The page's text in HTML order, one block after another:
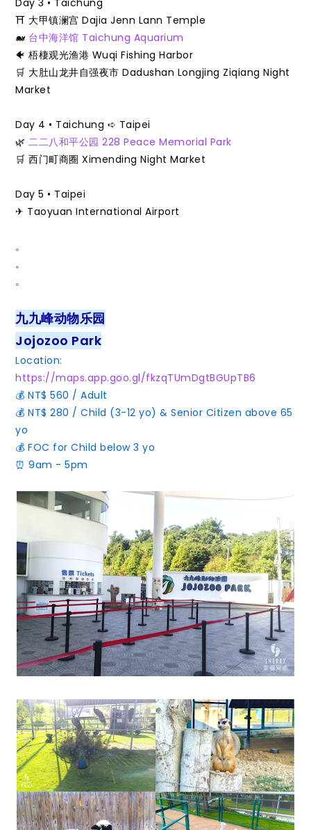
⛩️ 大甲镇澜宫 Dajia Jenn Lann Temple
🐋 台中海洋馆 Taichung Aquarium
🐠 梧棲观光渔港 Wuqi Fishing Harbor
🛒 大肚山龙井自强夜市 Dadushan Longjing Ziqiang Night
Market
Day 4 • Taichung ➪ Taipei
🌿二二八和平公园 228 Peace Memorial Park
🛒 西门町商圈 Ximending Night Market
Day 5 • Taipei
✈ Taoyuan International Airport
。
。
。
九九峰动物乐园
Jojozoo Park
Location:
https://maps.app.goo.gl/fkzqTUmDgtBGUpTB6
💰 NT$ 560 / Adult
💰 NT$ 280 / Child (3-12 yo) & Senior Citizen above 65
yo
💰 FOC for Child below 3 yo
⏰ 9am - 5pm